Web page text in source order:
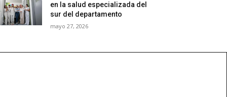
en la salud especializada del
sur del departamento
mayo 27, 2026